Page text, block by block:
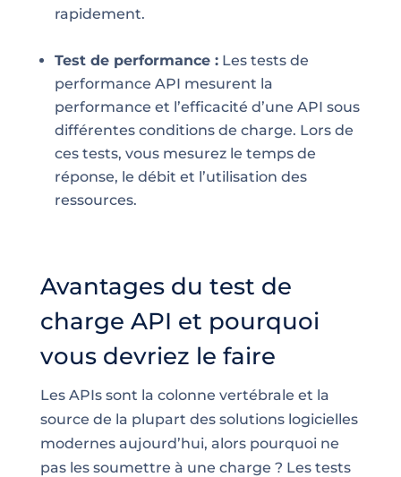
rapidement.
Test de performance :Les tests de
performance API mesurent la
performance et l’efficacité d’une API sous
différentes conditions de charge. Lors de
ces tests, vous mesurez le temps de
réponse, le débit et l’utilisation des
ressources.
Avantages du test de
charge API et pourquoi
vous devriez le faire
Les APIs sont la colonne vertébrale et la
source de la plupart des solutions logicielles
modernes aujourd’hui, alors pourquoi ne
pas les soumettre à une charge ? Les tests